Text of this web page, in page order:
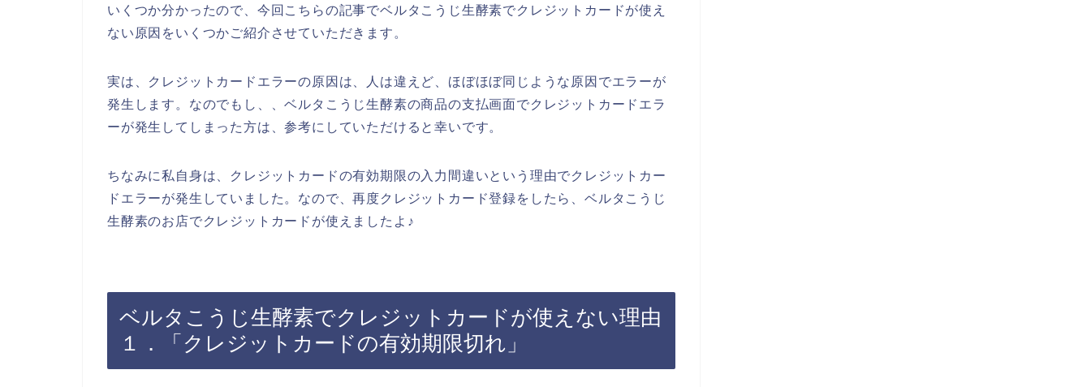
いくつか分かったので、今回こちらの記事でベルタこうじ生酵素でクレジットカードが使え
ない原因をいくつかご紹介させていただきます。
実は、クレジットカードエラーの原因は、人は違えど、ほぼほぼ同じような原因でエラーが
発生します。なのでもし、、ベルタこうじ生酵素の商品の支払画面でクレジットカードエラ
ーが発生してしまった方は、参考にしていただけると幸いです。
ちなみに私自身は、クレジットカードの有効期限の入力間違いという理由でクレジットカー
ドエラーが発生していました。なので、再度クレジットカード登録をしたら、ベルタこうじ
生酵素のお店でクレジットカードが使えましたよ♪
ベルタこうじ生酵素でクレジットカードが使えない理由
１．「クレジットカードの有効期限切れ」